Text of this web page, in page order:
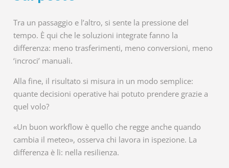
Tra un passaggio e l’altro, si sente la pressione del
tempo. È qui che le soluzioni integrate fanno la
differenza: meno trasferimenti, meno conversioni, meno
‘incroci’ manuali.
Alla fine, il risultato si misura in un modo semplice:
quante decisioni operative hai potuto prendere grazie a
quel volo?
«Un buon workflow è quello che regge anche quando
cambia il meteo», osserva chi lavora in ispezione. La
differenza è lì: nella resilienza.